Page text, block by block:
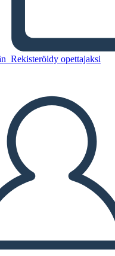
Rekisteröidy opettajaksi